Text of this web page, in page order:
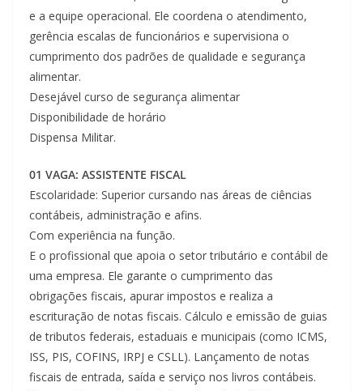
e a equipe operacional. Ele coordena o atendimento,
gerência escalas de funcionários e supervisiona o
cumprimento dos padrões de qualidade e segurança
alimentar.
Desejável curso de segurança alimentar
Disponibilidade de horário
Dispensa Militar.
01 VAGA: ASSISTENTE FISCAL
Escolaridade: Superior cursando nas áreas de ciências
contábeis, administração e afins.
Com experiência na função.
E o profissional que apoia o setor tributário e contábil de
uma empresa. Ele garante o cumprimento das
obrigações fiscais, apurar impostos e realiza a
escrituração de notas fiscais. Cálculo e emissão de guias
de tributos federais, estaduais e municipais (como ICMS,
ISS, PIS, COFINS, IRPJ e CSLL). Lançamento de notas
fiscais de entrada, saída e serviço nos livros contábeis.